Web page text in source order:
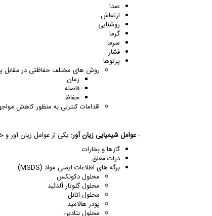
صدا
ارتعاش
روشنایی
گرما
سرما
فشار
پرتوها
روش های مختلف حفاظتی در مقابل
زمان
فاصله
حفاظ
اقدامات کنترلی به منظور کاهش
-عوامل شیمیایی زیان آور: یکی از عوامل زیان آور و
گازها و بخارات
ذرات معلق
برگه های اطلاعات ایمنی مواد (MSDS
)
محلول دکونکس
محلول گلوتار آلدئید
محلول اتانل
پودر هالامید
محلول بتادین